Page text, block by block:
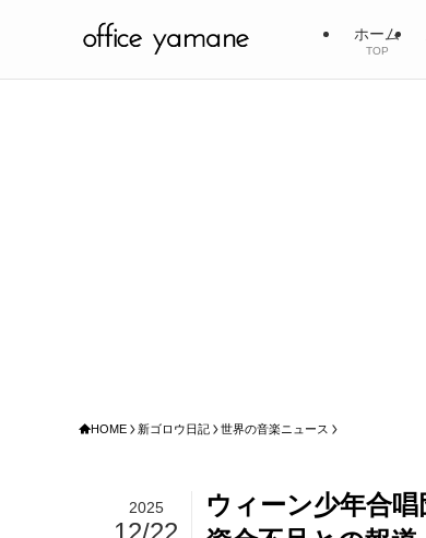
ホーム
TOP
HOME 新ゴロウ日記 世界の音楽ニュース
ウィーン少年合
2025
12/22